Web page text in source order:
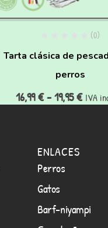
(0)
Tarta clásica de
perros
16,99€-19,95€ IVA
ENLACES
Perros
Gatos
Barf-niyampi